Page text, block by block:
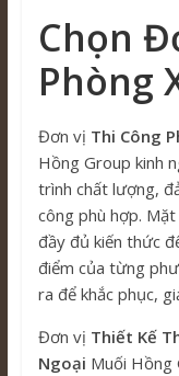
Chọn
Phòng
Đơn vị Thi Công
Hồng Group kinh
trình chất lượng,
công phù hợp.
đầy đủ kiến thức
điểm của từng
ra để khắc phục,
Đơn vị Thiết Kế
Ngoại Muối Hồng